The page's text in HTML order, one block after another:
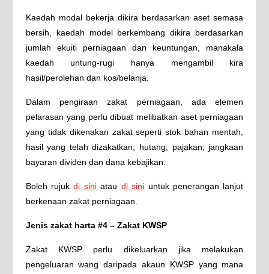
Kaedah modal bekerja dikira berdasarkan aset semasa
bersih, kaedah model berkembang dikira berdasarkan
jumlah ekuiti perniagaan dan keuntungan, manakala
kaedah untung-rugi hanya mengambil kira
hasil/perolehan dan kos/belanja.
Dalam pengiraan zakat perniagaan, ada elemen
pelarasan yang perlu dibuat melibatkan aset perniagaan
yang tidak dikenakan zakat seperti stok bahan mentah,
hasil yang telah dizakatkan, hutang, pajakan, jangkaan
bayaran dividen dan dana kebajikan.
Boleh rujukdi siniatau di sini untuk penerangan lanjut
berkenaan zakat perniagaan.
Jenis zakat harta #4 – Zakat KWSP
Zakat KWSP perlu dikeluarkan jika melakukan
pengeluaran wang daripada akaun KWSP yang mana